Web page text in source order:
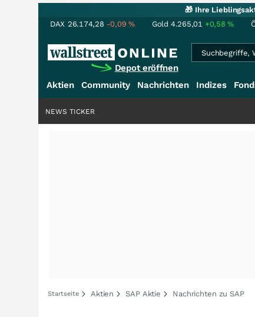
🎁 Ihre
DAX 26.174,28 -0,09% Gold 4.265,01 +0,58%
Depot eröffnen
Aktien Community Nachrichten Indizes
NEWS TICKER
Startseite Aktien SAP Aktie Nachrichten zu SAP